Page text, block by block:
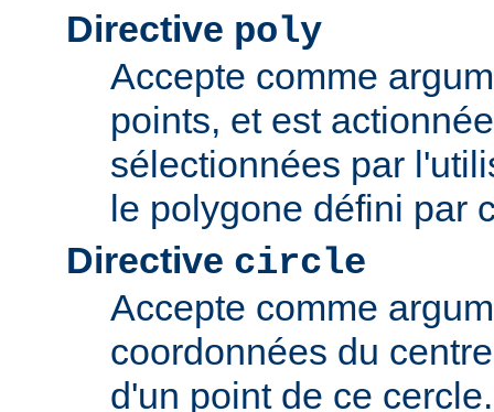
Directive poly
Accepte comme
points, et est
sélectionnées par
le polygone défini par
Directive circle
Accepte comme
coordonnées du
d'un point de ce